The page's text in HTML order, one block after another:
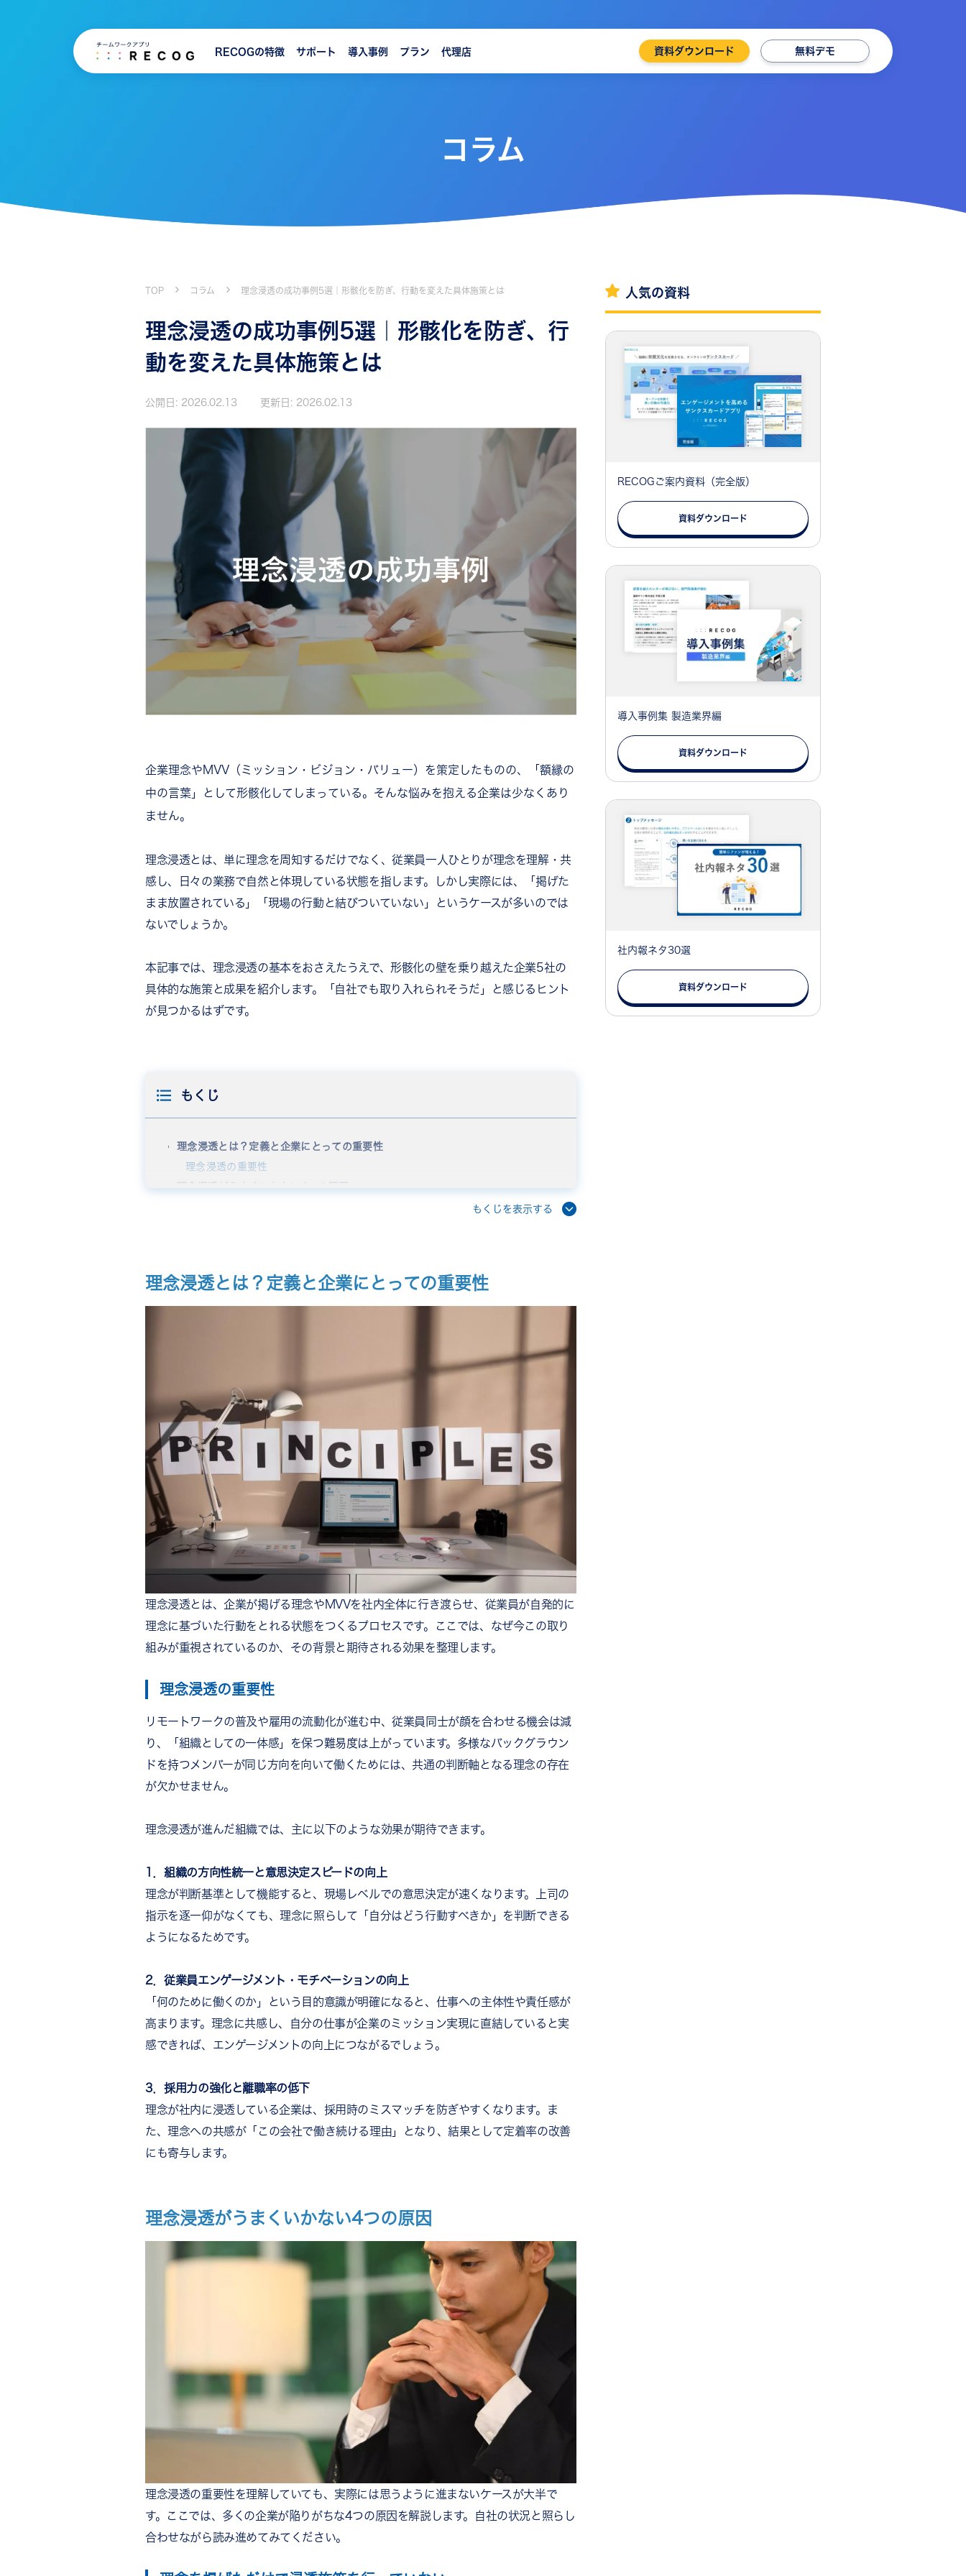
RECOGの特徴 サポート 導入事例 プラン 代理店 資料ダウンロード 無料デモ
コラム
TOP コラム 理念浸透の成功事例5選｜形骸化を防ぎ、行動を変えた具体施策とは
理念浸透の成功事例5選｜形骸化を防ぎ、行
動を変えた具体施策とは
公開日: 2026.02.13 更新日: 2026.02.13
企業理念やMVV（ミッション・ビジョン・バリュー）を策定したものの、「額縁の
中の言葉」として形骸化してしまっている。そんな悩みを抱える企業は少なくあり
ません。
理念浸透とは、単に理念を周知するだけでなく、従業員一人ひとりが理念を理解・共
感し、日々の業務で自然と体現している状態を指します。しかし実際には、「掲げた
まま放置されている」「現場の行動と結びついていない」というケースが多いのでは
ないでしょうか。
本記事では、理念浸透の基本をおさえたうえで、形骸化の壁を乗り越えた企業5社の
具体的な施策と成果を紹介します。「自社でも取り入れられそうだ」と感じるヒント
が見つかるはずです。
もくじ
理念浸透とは？定義と企業にとっての重要性
理念浸透の重要性
理念浸透がうまくいかない4つの原因
理念浸透に成功した企業事例5選
事例1. 株式会社HUMAN LIFE｜VALUE委員会×バッジ運用で、ログイン率ほぼ
事例2. スペクトラムブランズジャパン｜グローバル行動指針の"日本版再定義"で称賛
事例3. NECネクサソリューションズ｜Code of Valuesの浸透で心理的安全性が
7pt向上
事例4. 京福堂｜経営層の発信×委員会推進で「称賛・承認」スコア4pt向上
事例5. 協和キリン 宇部工場｜「KABEGOE」の工場浸透で約70〜80%が「効果あ
り」
5社の事例から読み取る、理念浸透を成功させる5つの共通ポイント
行動指針を「バッジ」等で可視化し、日常のコミュニケーションに組み込む
経営層が目的と意義を繰り返し発信する
推進委員会・推進担当など現場主導の体制をつくる
サーベイやデータで効果を定量的に測定する
テーマ設定やイベントで飽きさせない運用を続ける
理念浸透を仕組み化するなら「RECOG」
まとめ
もくじを表示する
理念浸透とは？定義と企業にとっての重要性
理念浸透とは、企業が掲げる理念やMVVを社内全体に行き渡らせ、従業員が自発的に
理念に基づいた行動をとれる状態をつくるプロセスです。ここでは、なぜ今この取り
組みが重視されているのか、その背景と期待される効果を整理します。
理念浸透の重要性
リモートワークの普及や雇用の流動化が進む中、従業員同士が顔を合わせる機会は減
り、「組織としての一体感」を保つ難易度は上がっています。多様なバックグラウン
ドを持つメンバーが同じ方向を向いて働くためには、共通の判断軸となる理念の存在
が欠かせません。
理念浸透が進んだ組織では、主に以下のような効果が期待できます。
1．組織の方向性統一と意思決定スピードの向上
理念が判断基準として機能すると、現場レベルでの意思決定が速くなります。上司の
指示を逐一仰がなくても、理念に照らして「自分はどう行動すべきか」を判断できる
ようになるためです。
2．従業員エンゲージメント・モチベーションの向上
「何のために働くのか」という目的意識が明確になると、仕事への主体性や責任感が
高まります。理念に共感し、自分の仕事が企業のミッション実現に直結していると実
感できれば、エンゲージメントの向上につながるでしょう。
3．採用力の強化と離職率の低下
理念が社内に浸透している企業は、採用時のミスマッチを防ぎやすくなります。ま
た、理念への共感が「この会社で働き続ける理由」となり、結果として定着率の改善
にも寄与します。
理念浸透がうまくいかない4つの原因
理念浸透の重要性を理解していても、実際には思うように進まないケースが大半で
す。ここでは、多くの企業が陥りがちな4つの原因を解説します。自社の状況と照らし
合わせながら読み進めてみてください。
人気の資料
RECOGご案内資料（完全版）
資料ダウンロード
導入事例集 製造業界編
資料ダウンロード
社内報ネタ30選
資料ダウンロード